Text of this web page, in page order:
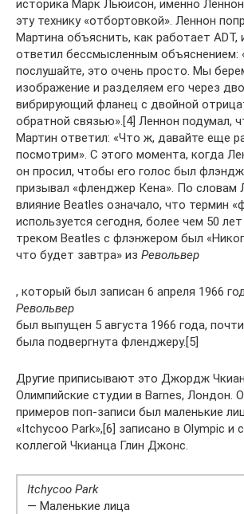
историка Марк Льюисон, именно
эту технику «отбортовкой». Леннон
Мартина объяснить, как работает ADT,
ответил бессмысленным объяснением:
послушайте, это очень просто. Мы
изображение и разделяем его через
вибрирующий фланец с двойной
обратной связью».[4] Леннон подумал,
Мартин ответил: «Что ж, давайте еще
посмотрим». С этого момента, когда
он просил, чтобы его голос был
призывал «фленджер Кена». По словам
влияние Beatles означало, что термин
используется сегодня, более чем 50
треком Beatles с флэнжером был
что будет завтра» из Револьвер
, который был записан 6 апреля 1966
Револьвер
был выпущен 5 августа 1966 года,
была подвергнута фленджеру.[5]
Другие приписывают это Джордж
Олимпийские студии в Barnes, Лондон.
примеров поп-записи был маленькие
«Itchycoo Park»,[6] записано в Olympic и
коллегой Чкианца Глин Джонс.
Itchycoo Park
— Маленькие лица